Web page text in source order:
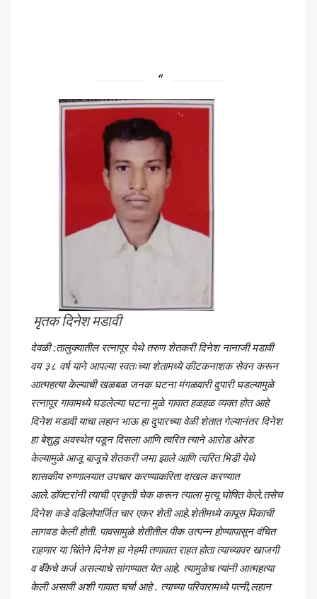
मृतक दिनेश मडावी
देवळी :तालुक्यातील रत्नापूर येथे तरुण शेतकरी दिनेश नानाजी मडावी
वय ३८ वर्ष याने आपल्या स्वतःच्या शेतामध्ये कीटकनाशक सेवन करून
आत्महत्या केल्याची खळबळ जनक घटना मंगळवारी दुपारी घडल्यामुळे
रत्नापूर गावामध्ये घडलेल्या घटना मुळे गावात हळहळ व्यक्त होत आहे
दिनेश मडावी याचा लहान भाऊ हा दुपारच्या वेळी शेतात गेल्यानंतर दिनेश
हा बेशुद्ध अवस्थेत पडून दिसला आणि त्वरित त्याने आरोड ओरड
केल्यामुळे आजू बाजूचे शेतकरी जमा झाले आणि त्वरित भिडी येथे
शासकीय रुग्णालयात उपचार करण्याकरिता दाखल करण्यात
आले.डॉक्टरांनी त्याची प्रकृती चेक करून त्याला मृत्यू घोषित केले.तसेच
दिनेश कडे वडिलोपार्जित चार एकर शेती आहे.शेतीमध्ये कापूस पिकाची
लागवड केली होती. पावसामुळे शेतीतील पीक उत्पन्न होण्यापासून वंचित
राहणार या चिंतेने दिनेश हा नेहमी तणावात राहत होता त्याच्यावर खाजगी
व बँकेचे कर्ज असल्याचे सांगण्यात येत आहे. त्यामुळेच त्यांनी आत्महत्या
केली असावी अशी गावात चर्चा आहे . त्याच्या परिवारामध्ये पत्नी,लहान